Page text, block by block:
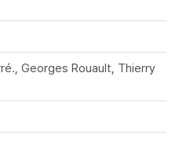
Georges Rouault, Thierry